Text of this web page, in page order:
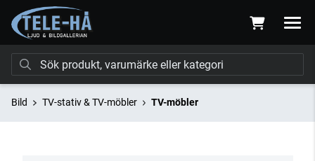
Bild TV-stativ & TV-möbler TV-möbler